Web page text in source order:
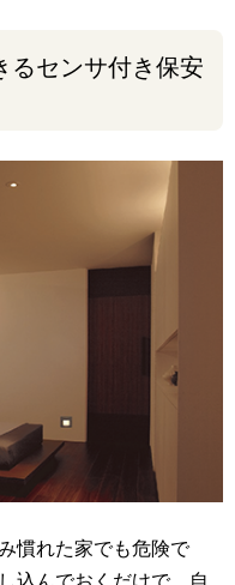
センサ付き保安
慣れた家でも危険で
込んでおくだけで、自